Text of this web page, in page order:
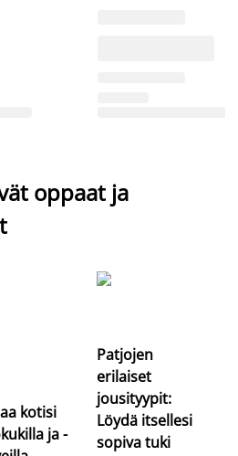
oppaat ja
kotisi
ja -
Patjojen
erilaiset
jousityypit:
Löydä itsellesi
sopiva tuki